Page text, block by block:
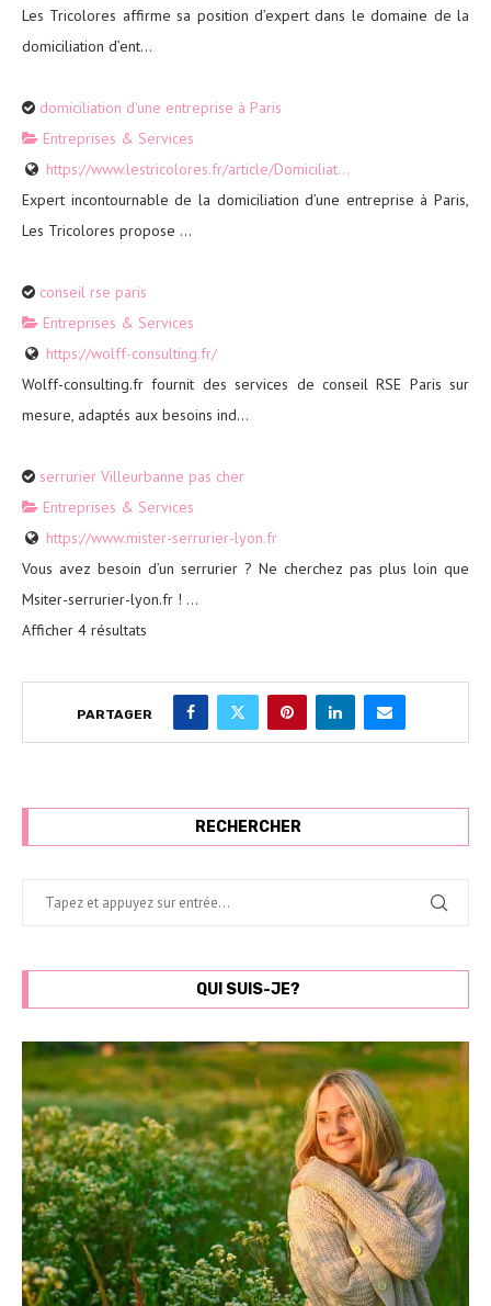
Les Tricolores affirme sa position d’expert dans le domaine de la
domiciliation d’ent...
domiciliation d'une entreprise à Paris
Entreprises & Services
https://www.lestricolores.fr/article/Domiciliat...
Expert incontournable de la domiciliation d’une entreprise à Paris,
Les Tricolores propose ...
conseil rse paris
Entreprises & Services
https://wolff-consulting.fr/
Wolff-consulting.fr fournit des services de conseil RSE Paris sur
mesure, adaptés aux besoins ind...
serrurier Villeurbanne pas cher
Entreprises & Services
https://www.mister-serrurier-lyon.fr
Vous avez besoin d’un serrurier ? Ne cherchez pas plus loin que
Msiter-serrurier-lyon.fr ! ...
Afficher 4 résultats
PARTAGER
RECHERCHER
QUI SUIS-JE?